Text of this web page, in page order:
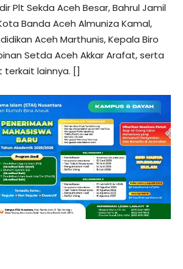
Plt Sekda Aceh Besar, Bahrul Jamil
Banda Aceh Almuniza Kamal,
Aceh Marthunis, Kepala Biro
Setda Aceh Akkar Arafat, serta
terkait lainnya. []